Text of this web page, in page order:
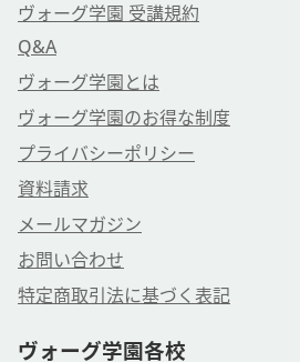
ヴォーグ学園 受講規約
Q&A
ヴォーグ学園とは
ヴォーグ学園のお得な制度
プライバシーポリシー
資料請求
メールマガジン
お問い合わせ
特定商取引法に基づく表記
ヴォーグ学園各校